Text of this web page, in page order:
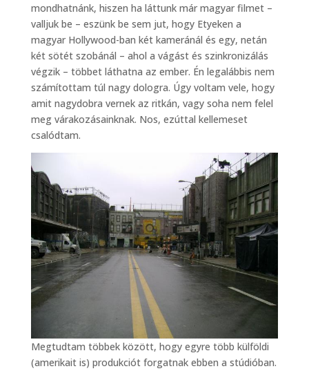
mondhatnánk, hiszen ha láttunk már magyar filmet –
valljuk be – eszünk be sem jut, hogy Etyeken a
magyar Hollywood-ban két kameránál és egy, netán
két sötét szobánál – ahol a vágást és szinkronizálás
végzik – többet láthatna az ember. Én legalábbis nem
számítottam túl nagy dologra. Úgy voltam vele, hogy
amit nagydobra vernek az ritkán, vagy soha nem felel
meg várakozásainknak. Nos, ezúttal kellemeset
csalódtam.
Megtudtam többek között, hogy egyre több külföldi
(amerikait is) produkciót forgatnak ebben a stúdióban.